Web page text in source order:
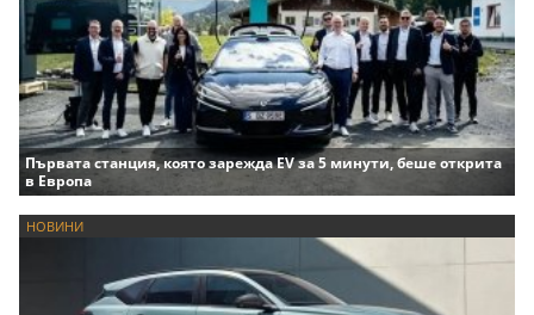
Първата станция, която зарежда EV за 5 минути, беше открита
в Европа
НОВИНИ